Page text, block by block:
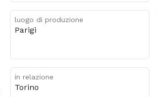
luogo di produzione
Parigi
in relazione
Torino